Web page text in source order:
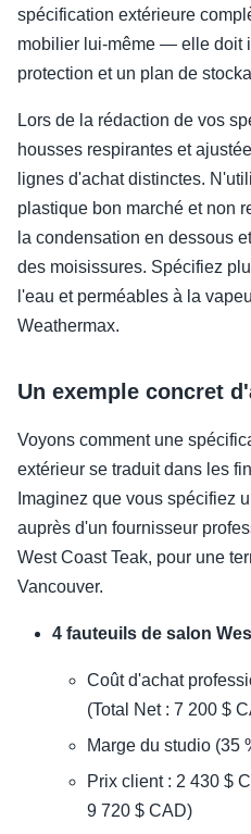
spécification extérieure
mobilier lui-même — elle doit
protection et un plan de
Lors de la rédaction de vos
housses respirantes et
lignes d'achat distinctes.
plastique bon marché et non
la condensation en dessous
des moisissures. Spécifiez
l'eau et perméables à la
Weathermax.
Un exemple concret
Voyons comment une
extérieur se traduit dans les
Imaginez que vous spécifiez
auprès d'un fournisseur
West Coast Teak, pour une
Vancouver.
4 fauteuils de salon
Coût d'achat
(Total Net : 7 200 $
Marge du studio (35
Prix client : 2 430 $
9 720 $ CAD)